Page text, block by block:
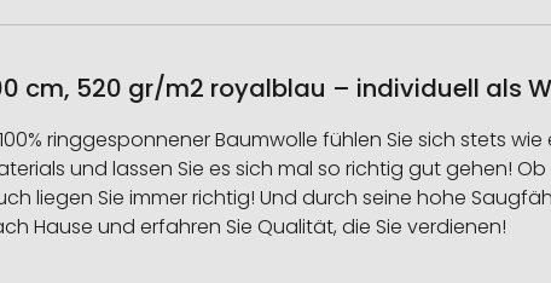
cm, 520 gr/m2 royalblau – individuell als
ringgesponnener Baumwolle fühlen Sie sich stets
und lassen Sie es sich mal so richtig gut gehen!
liegen Sie immer richtig! Und durch seine hohe
Hause und erfahren Sie Qualität, die Sie verdienen!